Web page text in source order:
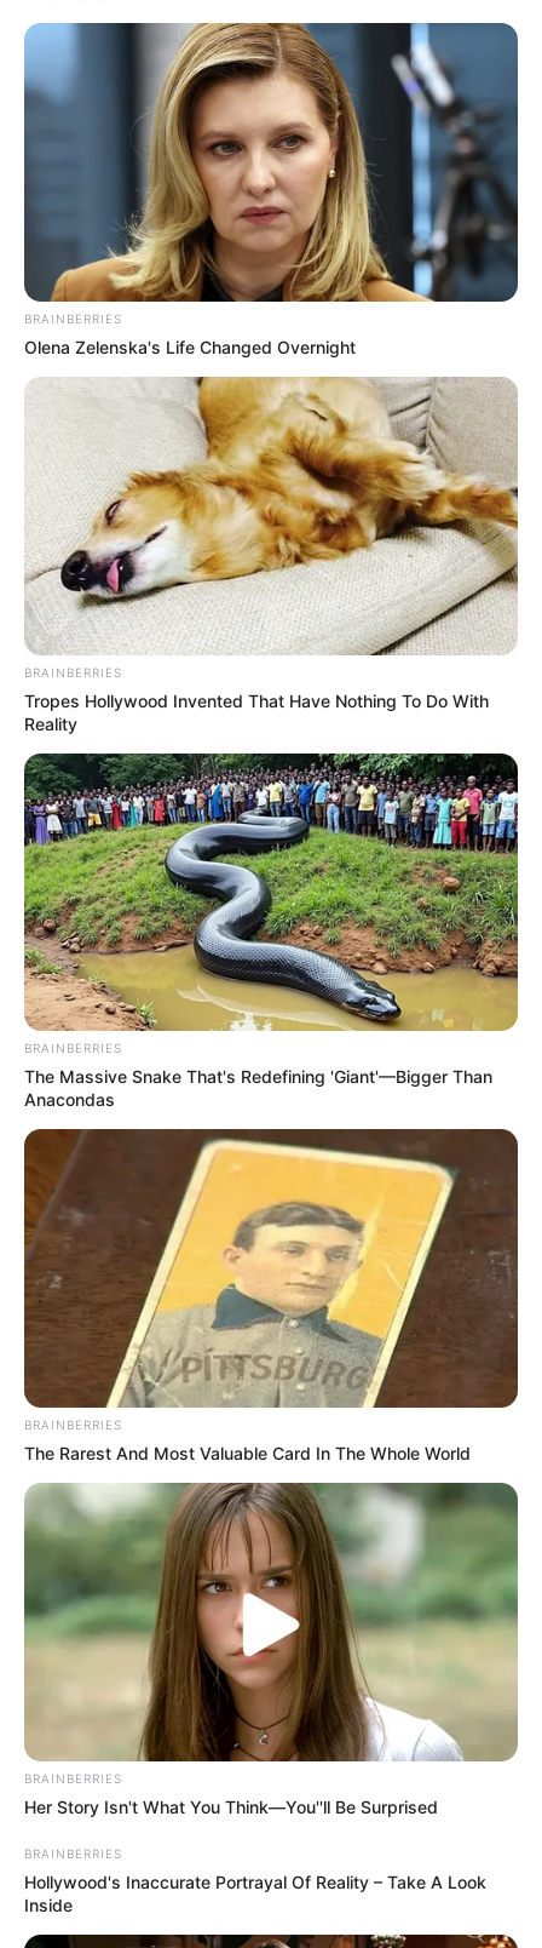
BRAINBERRIES
Olena Zelenska's Life Changed Overnight
BRAINBERRIES
Tropes Hollywood Invented That Have Nothing To Do With
Reality
BRAINBERRIES
The Massive Snake That's Redefining 'Giant'—Bigger Than
Anacondas
BRAINBERRIES
The Rarest And Most Valuable Card In The Whole World
BRAINBERRIES
Her Story Isn't What You Think—You''ll Be Surprised
BRAINBERRIES
Hollywood's Inaccurate Portrayal Of Reality – Take A Look
Inside